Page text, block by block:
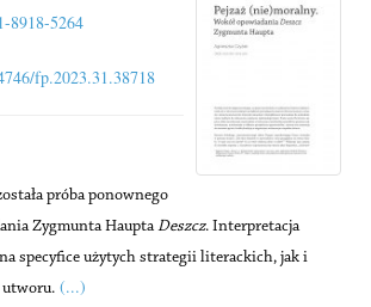
8918-5264
fp.2023.31.38718
próba ponownego
Zygmunta HauptaDeszcz. Interpretacja
specyfice użytych strategii literackich, jak i
utworu. (...)